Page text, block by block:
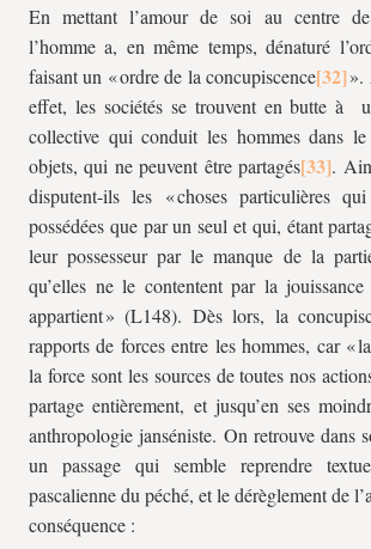
En mettant l’amour de soi au centre
l’homme a, en même temps, dénaturé
faisant un « ordre de la concupiscence
».
effet, les sociétés se trouvent en butte à
collective qui conduit les hommes dans
objets, qui ne peuvent être partagés
.
disputent-ils les « choses particulières
possédées que par un seul et qui, étant
leur possesseur par le manque de la
qu’elles ne le contentent par la
appartient » (L148). Dès lors, la
rapports de forces entre les hommes, car «
la force sont les sources de toutes nos
partage entièrement, et jusqu’en ses
anthropologie janséniste. On retrouve dans
un passage qui semble reprendre
pascalienne du péché, et le dérèglement de
conséquence :